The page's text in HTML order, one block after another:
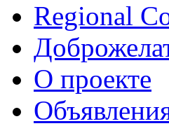
Regional
О проекте